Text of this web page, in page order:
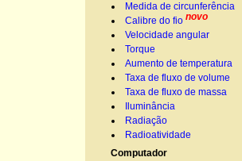
Medida de circunferência
Calibre do fio novo
Velocidade angular
Torque
Aumento de temperatura
Taxa de fluxo de volume
Taxa de fluxo de massa
Iluminância
Radiação
Radioatividade
Computador